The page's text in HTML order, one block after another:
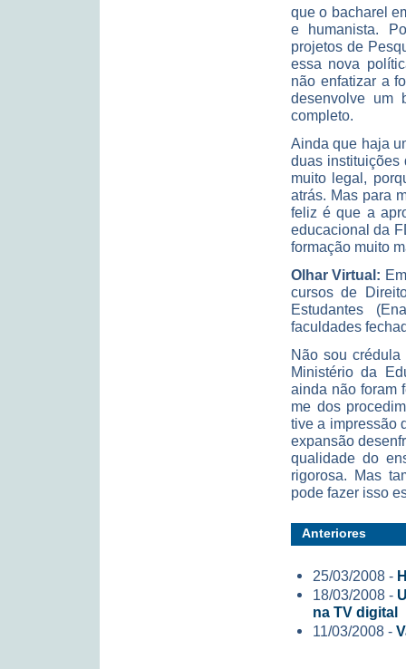
que o bacharel
e humanista.
projetos de
essa nova
não enfatizar a
desenvolve um
completo.
Ainda que haja
duas
muito legal,
atrás. Mas para
feliz é que a
educacional da
formação muito
Olhar Virtual:
cursos de
Estudantes
faculdades
Não sou
Ministério da
ainda não foram
me dos
tive a impressão
expansão
qualidade do
rigorosa. Mas
pode fazer isso
Anteriores
25/03/2008 -
18/03/2008 -
na TV digital
11/03/2008 -